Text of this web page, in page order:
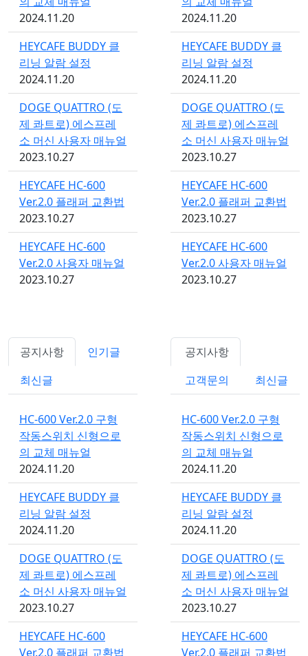
2024.11.20
HEYCAFE BUDDY 클
리닝 알람 설정
2024.11.20
DOGE QUATTRO (도
제 콰트로) 에스프레
소 머신 사용자 매뉴얼
2023.10.27
HEYCAFE HC-600
Ver.2.0 플래퍼 교환법
2023.10.27
HEYCAFE HC-600
Ver.2.0 사용자 매뉴얼
2023.10.27
2024.11.20
HEYCAFE BUDDY 클
리닝 알람 설정
2024.11.20
DOGE QUATTRO (도
제 콰트로) 에스프레
소 머신 사용자 매뉴얼
2023.10.27
HEYCAFE HC-600
Ver.2.0 플래퍼 교환법
2023.10.27
HEYCAFE HC-600
Ver.2.0 사용자 매뉴얼
2023.10.27
공지사항
인기글
최신글
HC-600 Ver.2.0 구형
작동스위치 신형으로
의 교체 매뉴얼
2024.11.20
HEYCAFE BUDDY 클
리닝 알람 설정
2024.11.20
DOGE QUATTRO (도
제 콰트로) 에스프레
소 머신 사용자 매뉴얼
2023.10.27
HEYCAFE HC-600
Ver.2.0 플래퍼 교환법
공지사항
고객문의
최신글
HC-600 Ver.2.0 구형
작동스위치 신형으로
의 교체 매뉴얼
2024.11.20
HEYCAFE BUDDY 클
리닝 알람 설정
2024.11.20
DOGE QUATTRO (도
제 콰트로) 에스프레
소 머신 사용자 매뉴얼
2023.10.27
HEYCAFE HC-600
Ver.2.0 플래퍼 교환법